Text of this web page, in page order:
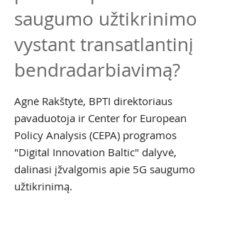
saugumo užtikrinimo
vystant transatlantinį
bendradarbiavimą?
Agnė Rakštytė, BPTI direktoriaus
pavaduotoja ir Center for European
Policy Analysis (CEPA) programos
"Digital Innovation Baltic" dalyvė,
dalinasi įžvalgomis apie 5G saugumo
užtikrinimą.